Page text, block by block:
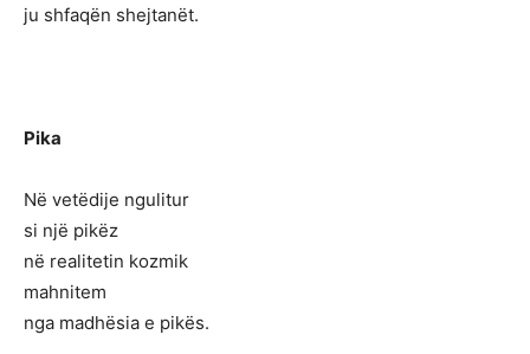
ju shfaqën shejtanët.
Pika
Në vetëdije ngulitur
si një pikëz
në realitetin kozmik
mahnitem
nga madhësia e pikës.